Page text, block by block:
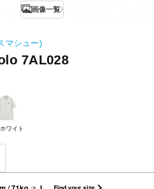
画像一覧
マシュー)
7AL028
ワイト